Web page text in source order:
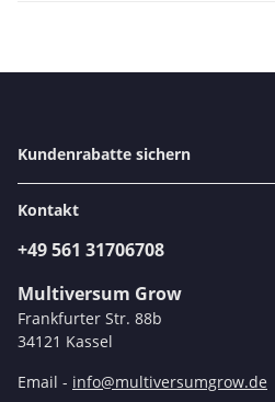
Kundenrabatte sichern
Kontakt
+49 561 31706708
Multiversum Grow
Frankfurter Str. 88b
34121 Kassel
Email - info@multiversumgrow.de